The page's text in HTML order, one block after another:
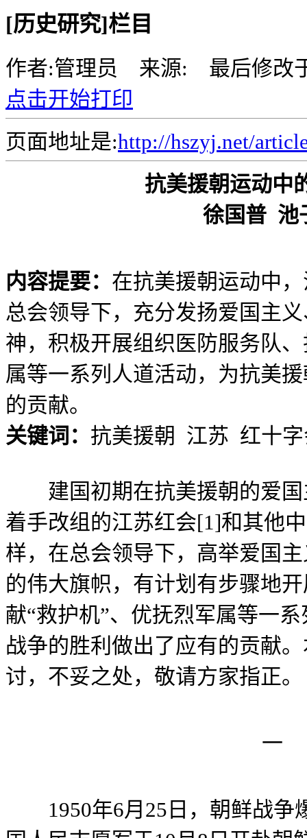
[历史研究]栏目
作者:管理员 来源: 最后修改
点击开始打印
页面地址是:http://hszyj.net/
抗美援朝运动中
徐国普 池
内容提要： 在抗美援朝运动中
总会领导下，充分发扬爱国主
神，积极开展组织医防服务队
属等一系列人道活动，为抗美
的贡献。
关键词： 抗美援朝 江苏 红十
建国初期在抗美援朝的爱国
着手改组的江苏红会[1]和其他
样，在总会领导下，高举爱国
的伟大旗帜，有计划有步骤地
献“救护机”、优抚烈军属等一
战争的胜利做出了应有的贡献
讨，不妥之处，敬请方家指正。
一
1950年6月25日，朝鲜战争